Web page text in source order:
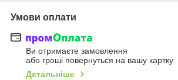
Умови оплати
Ви отримаєте замовлення
або гроші повернуться на вашу картку
Детальніше